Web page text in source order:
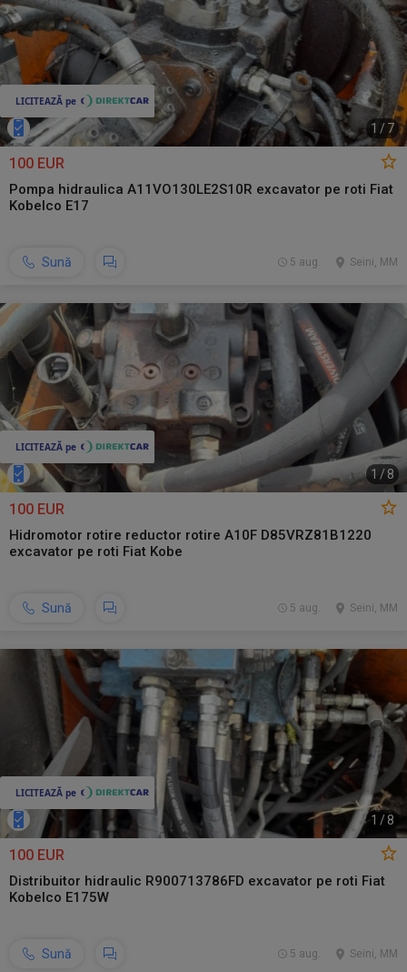
1 / 7
100 EUR
Pompa hidraulica A11VO130LE2S10R excavator pe roti Fiat
Kobelco E17
Sună Seini, MM
5 aug.
1 /8
100 EUR
Hidromotor rotire reductor rotire A10F D85VRZ81B1220
excavator pe roti Fiat Kobe
Sună Seini, MM
5 aug.
1 / 8
100 EUR
Distribuitor hidraulic R900713786FD excavator pe roti Fiat
Kobelco E175W
Sună Seini, MM
5 aug.